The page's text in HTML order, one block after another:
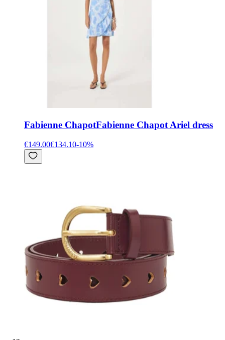
Fabienne ChapotFabienne Chapot Ariel dress
€149.00€134.10-10%